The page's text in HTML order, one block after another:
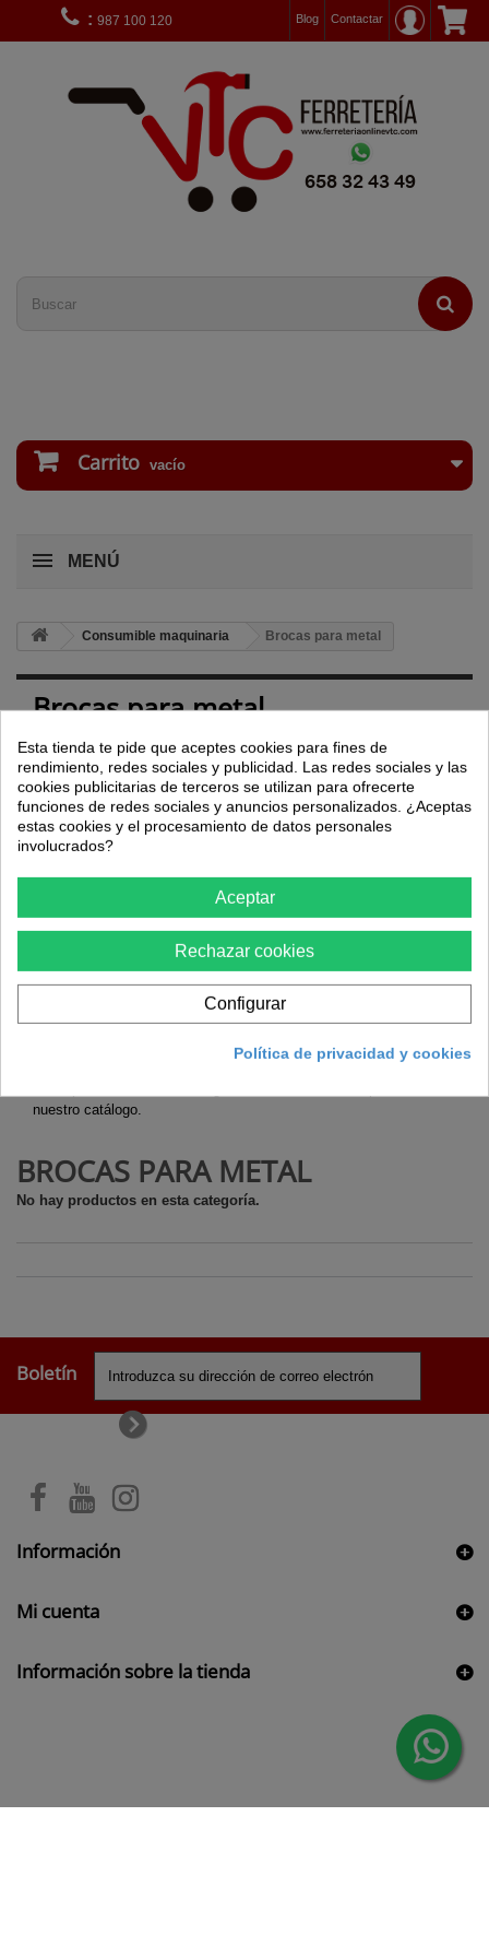
Contactar
: 987 100 120 Blog
Carrito vacío
MENÚ
Consumible maquinaria Brocas para metal
Brocas para metal
todo tipo de materiales de este tipo, teniendo en cuenta sus
características pueden ofrecernos unas prestaciones u otras. Es
fundamental conocer el material que deseamos perforar para poder
escoger el modelo de broca adecuado.
¿Cómo elegir la broca para metal
adecuada?
Algunas de las características que debemos tener en cuenta para
adquirir una broca para la perforación en metal son:
Dimensiones de la broca.
Material. Pueden ser, entre otros, de acero inoxidable, zirconio o
Vástago y ranura. Pueden ser cilíndricos o cónicos.
La mayoría de los metales se pueden perforar con una broca bien
nuestro catálogo.
BROCAS PARA METAL
No hay productos en esta categoría.
Boletín
Información
Mi cuenta
Información sobre la tienda
Esta tienda te pide que aceptes cookies para fines de
rendimiento, redes sociales y publicidad. Las redes sociales y las
cookies publicitarias de terceros se utilizan para ofrecerte
funciones de redes sociales y anuncios personalizados. ¿Aceptas
estas cookies y el procesamiento de datos personales
involucrados?
Aceptar
Rechazar cookies
Configurar
Política de privacidad y cookies